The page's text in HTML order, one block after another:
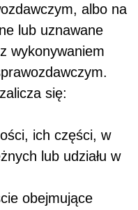
albo na
lub uznawane
wykonywaniem
się:
ich części, w
lub udziału w
obejmujące